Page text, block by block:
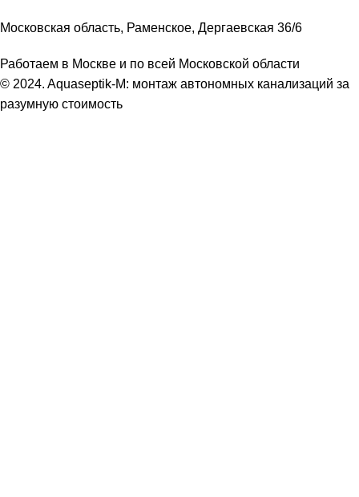
Московская область, Раменское, Дергаевская 36/6
Работаем в Москве и по всей Московской области
© 2024. Aquaseptik-M: монтаж автономных канализаций за
разумную стоимость